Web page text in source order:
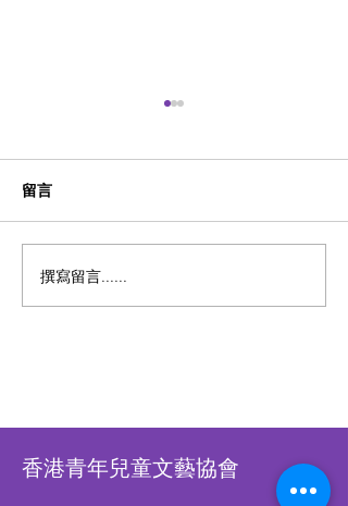
第四屆 粵港澳盃數學精英
賽 2026【2026年7月2日截
留言
撰寫留言......
香港青年兒童文藝協會